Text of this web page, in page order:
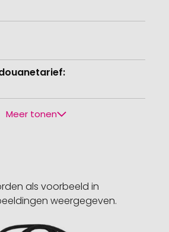
Meer tonen
als voorbeeld in
weergegeven.